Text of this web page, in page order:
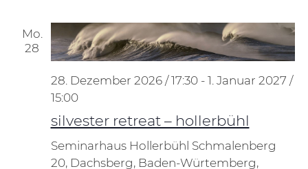
Mo.
28
silvester retreat – hollerbühl
28. Dezember 2026 / 17:30- 1. Januar 2027 /
15:00
Seminarhaus Hollerbühl Schmalenberg
20, Dachsberg, Baden-Würtemberg,